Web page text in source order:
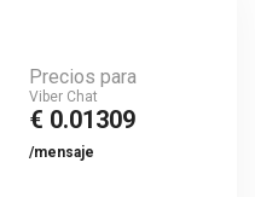
Precios para
Viber Chat
€ 0.01309
/mensaje